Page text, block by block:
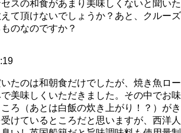
スの和食があまり美味しくないと聞いた
て頂けないでしょうか？あと、クルーズ
のなのですか？
たのは和朝食だけでしたが、焼き魚ロー
美味しくいただきました。その中でお味
ろ（あとは白飯の炊き上がり！？）がき
けているところだと思いますが、西洋人